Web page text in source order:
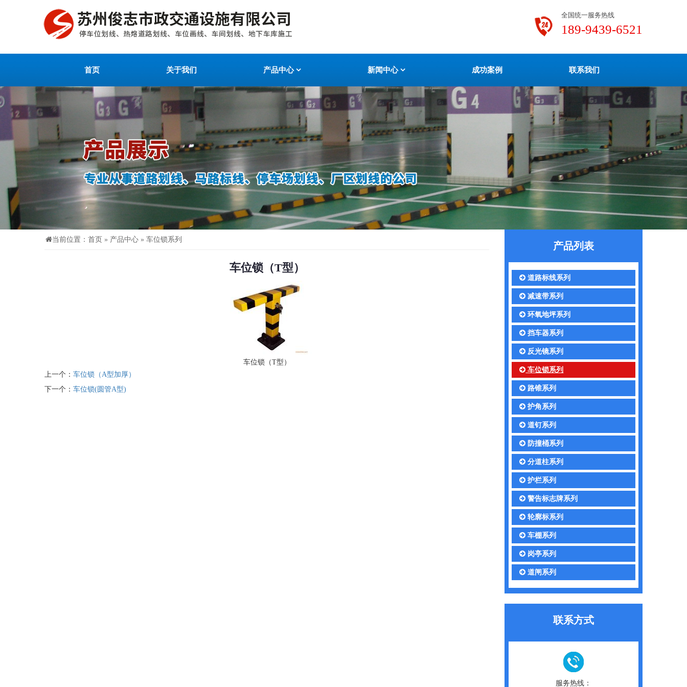
全国统一服务热线
189-9439-6521
首页 关于我们 产品中心 新闻中心 成功案例 联系我们
当前位置： 首页 » 产品中心 » 车位锁系列
车位锁（T型）
车位锁（T型）
上一个： 车位锁（A型加厚）
下一个： 车位锁(圆管A型)
产品列表
道路标线系列
减速带系列
环氧地坪系列
挡车器系列
反光镜系列
车位锁系列
路锥系列
护角系列
道钉系列
防撞桶系列
分道柱系列
护栏系列
警告标志牌系列
轮廓标系列
车棚系列
岗亭系列
道闸系列
联系方式
服务热线：